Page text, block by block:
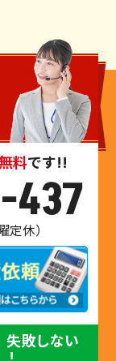
料です!!
437
休）
失敗しない